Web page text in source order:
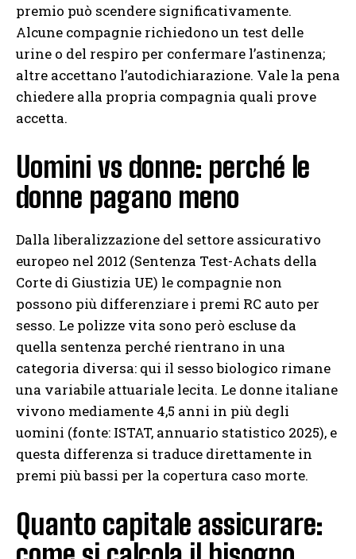
premio può scendere significativamente.
Alcune compagnie richiedono un test delle
urine o del respiro per confermare l’astinenza;
altre accettano l’autodichiarazione. Vale la pena
chiedere alla propria compagnia quali prove
accetta.
Uomini vs donne: perché le
donne pagano meno
Dalla liberalizzazione del settore assicurativo
europeo nel 2012 (Sentenza Test-Achats della
Corte di Giustizia UE) le compagnie non
possono più differenziare i premi RC auto per
sesso. Le polizze vita sono però escluse da
quella sentenza perché rientrano in una
categoria diversa: qui il sesso biologico rimane
una variabile attuariale lecita. Le donne italiane
vivono mediamente 4,5 anni in più degli
uomini (fonte: ISTAT, annuario statistico 2025), e
questa differenza si traduce direttamente in
premi più bassi per la copertura caso morte.
Quanto capitale assicurare: